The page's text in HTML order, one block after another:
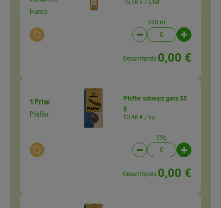
bianco
Auswahl ändern
15,58 € / Liter
500 ml
Artikelanzahl
Gesamtpreis:0,00 €
1 Prise
Pfeffer
Auswahl ändern
Pfeffer schwarz ganz 55
g
63,46 € / kg
55g
Artikelanzahl
Gesamtpreis:0,00 €